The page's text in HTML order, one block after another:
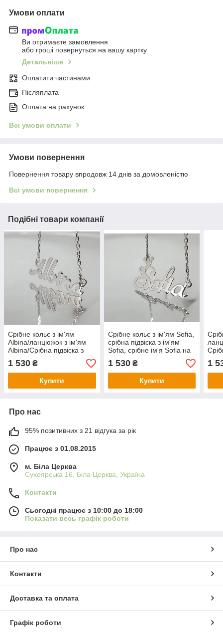
Умови оплати
Ви отримаєте замовлення
або гроші повернуться на вашу картку
Детальніше
Оплатити частинами
Післяплата
Оплата на рахунок
Всі умови оплати
Умови повернення
Повернення товару впродовж 14 днів за домовленістю
Всі умови повернення
Подібні товари компанії
Срібне кольє з ім'ям
Albina/ланцюжок з ім'ям
Albina/Срібна підвіска з
ім'ям Albina
1 530 ₴
Купити
Срібне кольє з ім'ям Sofia,
срібна підвіска з ім'ям
Sofia, срібне ім'я Sofia на
ланцюжку
1 530₴
Купити
Ліза
1
Про нас
95% позитивних з 21 відгука за рік
Працює з 01.08.2015
м. Біла Церква
Сухоярська 16, Біла Церква, Україна
Контакти
Сьогодні працює з 10:00 до 18:00
Показати весь графік роботи
Про нас
Контакти
Доставка та оплата
Графік роботи